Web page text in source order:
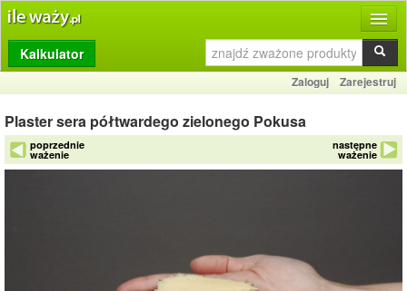
Produkty
Dziennik
Przelicznik
Porównywarka
Kalkulator
Zaloguj Zarejestruj
Plaster sera półtwardego zielonego Pokusa
poprzednie
ważenie
następne
ważenie